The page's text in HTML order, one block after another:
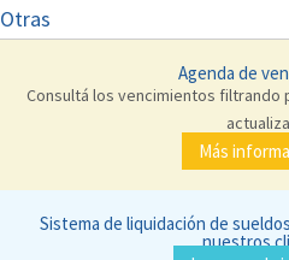
Otras
Agenda de
Consultá los vencimientos filtrando
Más
Sistema de liquidación de
nuestros